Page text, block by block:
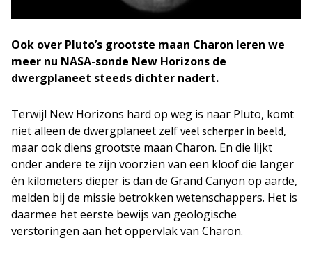
Ook over Pluto’s grootste maan Charon leren we
meer nu NASA-sonde New Horizons de
dwergplaneet steeds dichter nadert.
Terwijl New Horizons hard op weg is naar Pluto, komt
niet alleen de dwergplaneet zelf veel scherper in beeld,
maar ook diens grootste maan Charon. En die lijkt
onder andere te zijn voorzien van een kloof die langer
én kilometers dieper is dan de Grand Canyon op aarde,
melden bij de missie betrokken wetenschappers. Het is
daarmee het eerste bewijs van geologische
verstoringen aan het oppervlak van Charon.